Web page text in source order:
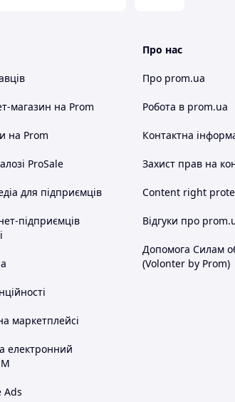
магазин на Prom
на Prom
ProSale
для підприємців
підприємців
маркетплейсі
електронний
Ads
Про нас
Про prom.ua
Робота в prom.ua
Контактна
Захист прав на
Content right
Відгуки про
Допомога Силам
(Volonter by Prom)